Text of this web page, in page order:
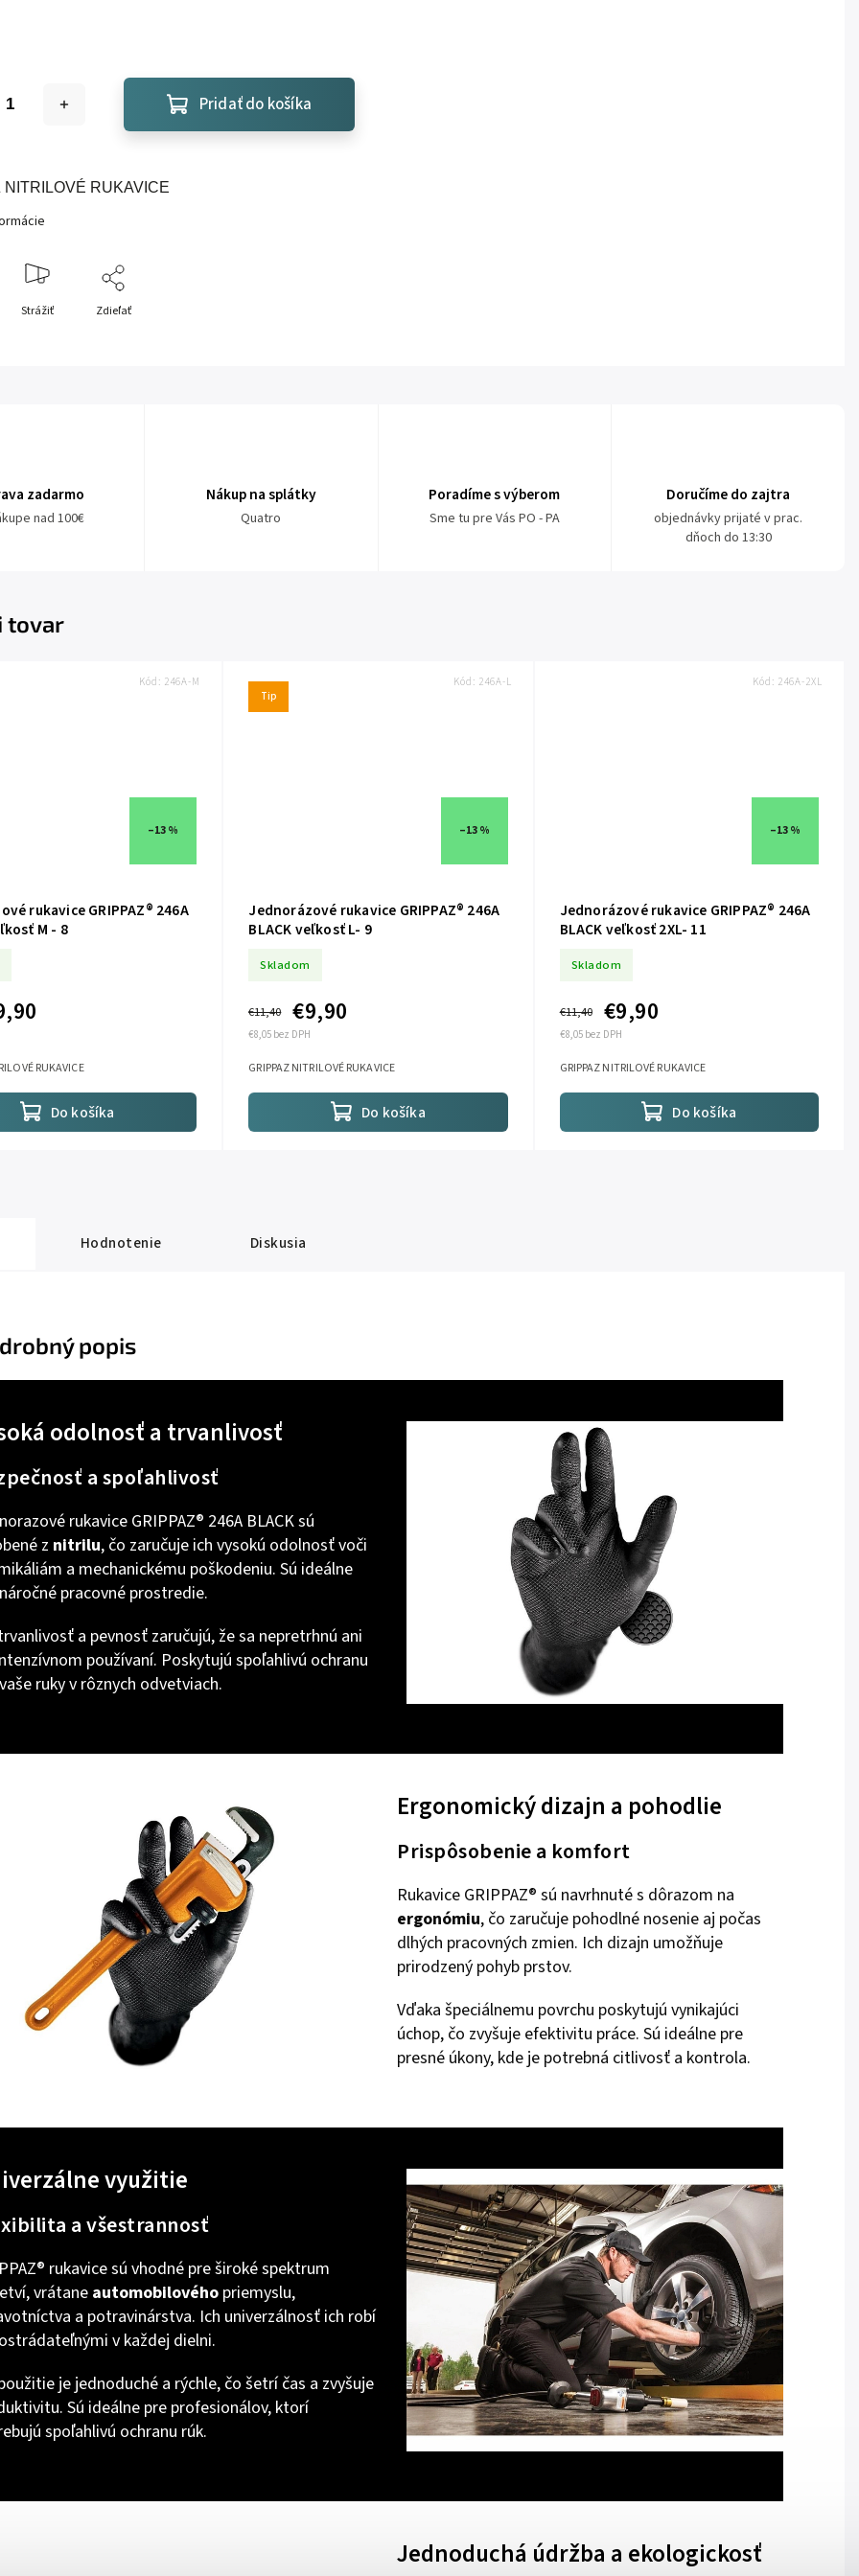
Pridať do košíka
NITRILOVÉ RUKAVICE
Strážiť Zdieľať
zadarmo
nad 100€
Nákup na splátky
Quatro
Poradíme s výberom
Sme tu pre Vás PO - PA
Doručíme do zajtra
objednávky prijaté v prac.
dňoch do 13:30
tovar
–13 %
rukavice GRIPPAZ® 246A
M - 8
Do košíka
RUKAVICE
Kód: 246A-M
Tip
–13 %
Jednorázové rukavice GRIPPAZ® 246A
BLACK veľkosť L- 9
Skladom
€8,05 bez DPH
€11,40 €9,90
Do košíka
GRIPPAZ NITRILOVÉ RUKAVICE
Kód: 246A-L
–13 %
Jednorázové rukavice GRIPPAZ® 246A
BLACK veľkosť 2XL- 11
Skladom
€8,05 bez DPH
€11,40 €9,90
Do košíka
GRIPPAZ NITRILOVÉ RUKAVICE
Kód: 246A-2XL
Hodnotenie Diskusia
popis
odolnosť a trvanlivosť
a spoľahlivosť
rukavice GRIPPAZ® 246A BLACK sú
z nitrilu, čo zaručuje ich vysokú odolnosť voči
a mechanickému poškodeniu. Sú ideálne
pracovné prostredie.
a pevnosť zaručujú, že sa nepretrhnú ani
používaní. Poskytujú spoľahlivú ochranu
ruky v rôznych odvetviach.
Ergonomický dizajn a pohodlie
Prispôsobenie a komfort
Rukavice GRIPPAZ® sú navrhnuté s dôrazom na
ergonómiu, čo zaručuje pohodlné nosenie aj počas
dlhých pracovných zmien. Ich dizajn umožňuje
prirodzený pohyb prstov.
Vďaka špeciálnemu povrchu poskytujú vynikajúci
úchop, čo zvyšuje efektivitu práce. Sú ideálne pre
presné úkony, kde je potrebná citlivosť a kontrola.
využitie
a všestrannosť
rukavice sú vhodné pre široké spektrum
vrátane automobilového priemyslu,
a potravinárstva. Ich univerzálnosť ich robí
v každej dielni.
je jednoduché a rýchle, čo šetrí čas a zvyšuje
Sú ideálne pre profesionálov, ktorí
spoľahlivú ochranu rúk.
Jednoduchá údržba a ekologickosť